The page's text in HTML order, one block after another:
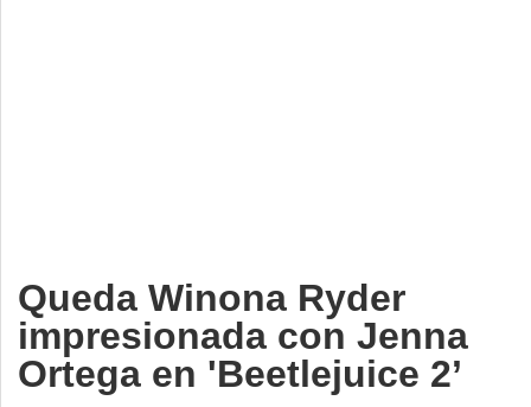
Queda Winona Ryder
impresionada con Jenna
Ortega en 'Beetlejuice 2’